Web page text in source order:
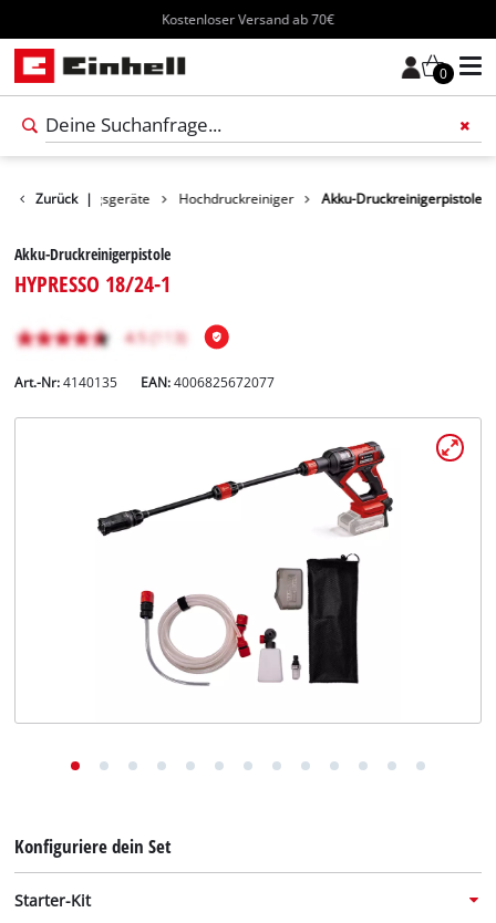
Kostenloser Versand ab 70€
0
Zurück |
Reinigungsgeräte Hochdruckreiniger Akku-Druckreinigerpistole
Akku-Druckreinigerpistole
HYPRESSO 18/24-1
Art.-Nr: 4140135 EAN:4006825672077
Konfiguriere dein Set
Starter-Kit